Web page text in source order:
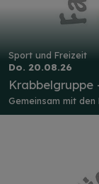
Sport und Freizeit
Do. 20.08.26
Krabbelgruppe
Gemeinsam mit